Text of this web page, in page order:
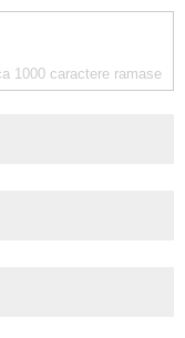
1000 caractere ramase